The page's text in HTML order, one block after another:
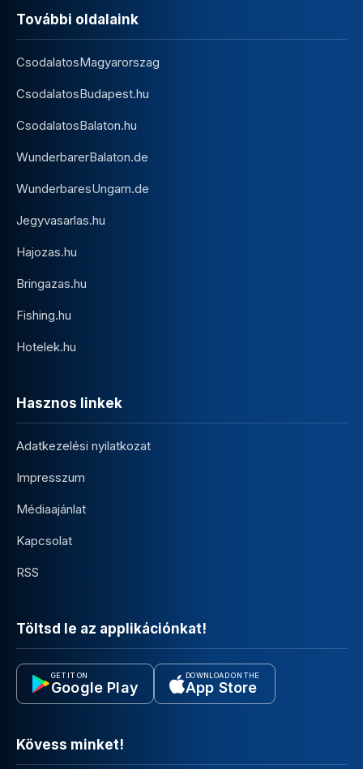
További oldalaink
CsodalatosMagyarorszag
CsodalatosBudapest.hu
CsodalatosBalaton.hu
WunderbarerBalaton.de
WunderbaresUngarn.de
Jegyvasarlas.hu
Hajozas.hu
Bringazas.hu
Fishing.hu
Hotelek.hu
Hasznos linkek
Adatkezelési nyilatkozat
Impresszum
Médiaajánlat
Kapcsolat
RSS
Töltsd le az applikációnkat!
GET IT ON
Google Play
DOWNLOAD ON THE
App Store
Kövess minket!